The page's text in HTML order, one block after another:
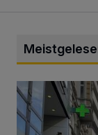
Ein Unzustand